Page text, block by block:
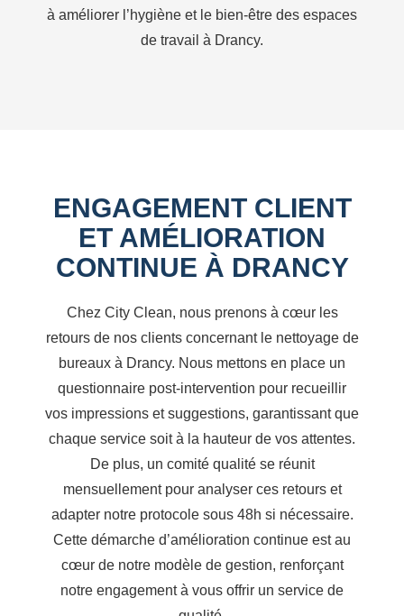
à améliorer l’hygiène et le bien-être des espaces
de travail à Drancy.
ENGAGEMENT CLIENT
ET AMÉLIORATION
CONTINUE À DRANCY
Chez City Clean, nous prenons à cœur les
retours de nos clients concernant le nettoyage de
bureaux à Drancy. Nous mettons en place un
questionnaire post-intervention pour recueillir
vos impressions et suggestions, garantissant que
chaque service soit à la hauteur de vos attentes.
De plus, un comité qualité se réunit
mensuellement pour analyser ces retours et
adapter notre protocole sous 48h si nécessaire.
Cette démarche d’amélioration continue est au
cœur de notre modèle de gestion, renforçant
notre engagement à vous offrir un service de